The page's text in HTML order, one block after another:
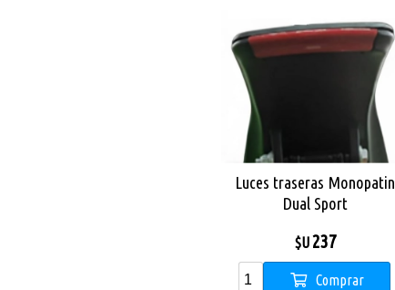
Luces traseras Monopatin
Dual Sport
$U237
Comprar